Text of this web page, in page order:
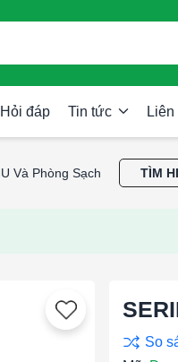
Hỏi đáp Tin tức Liên
Và Phòng Sạch TÌM